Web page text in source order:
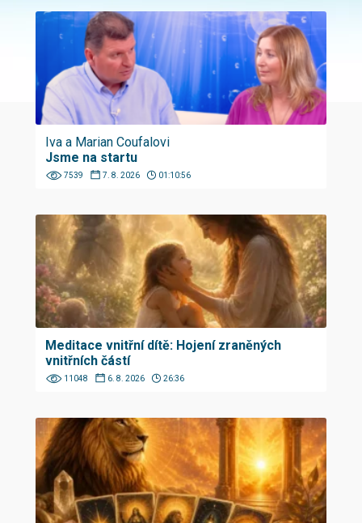
Iva a Marian Coufalovi
Jsme na startu
7539 7. 8. 2026 01:10:56
Meditace vnitřní dítě: Hojení zraněných
vnitřních částí
11048 6. 8. 2026 26:36